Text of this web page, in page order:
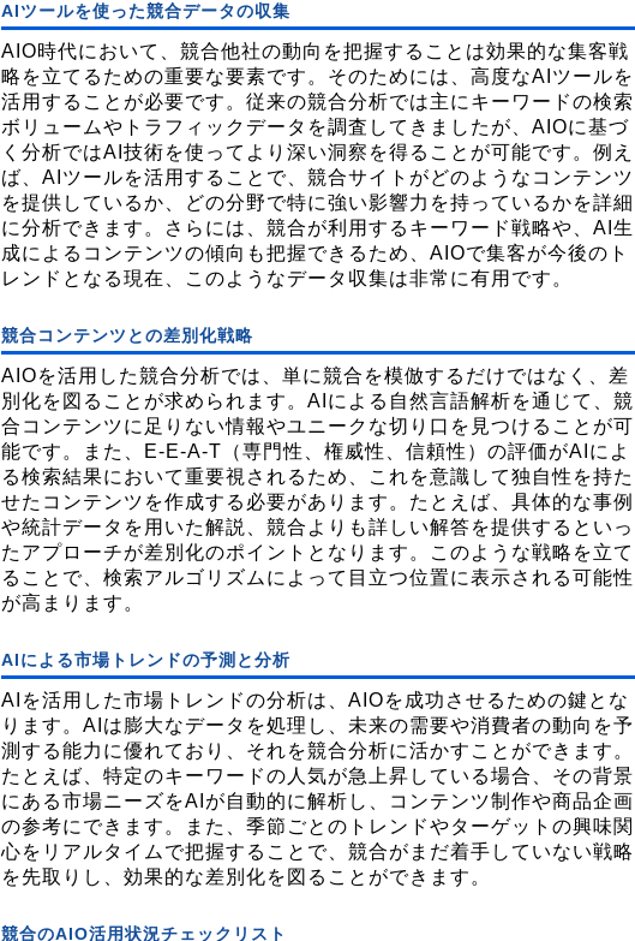
AIツールを使った競合データの収集
AIO時代において、競合他社の動向を把握することは効果的な集客戦
略を立てるための重要な要素です。そのためには、高度なAIツールを
活用することが必要です。従来の競合分析では主にキーワードの検索
ボリュームやトラフィックデータを調査してきましたが、AIOに基づ
く分析ではAI技術を使ってより深い洞察を得ることが可能です。例え
ば、AIツールを活用することで、競合サイトがどのようなコンテンツ
を提供しているか、どの分野で特に強い影響力を持っているかを詳細
に分析できます。さらには、競合が利用するキーワード戦略や、AI生
成によるコンテンツの傾向も把握できるため、AIOで集客が今後のト
レンドとなる現在、このようなデータ収集は非常に有用です。
競合コンテンツとの差別化戦略
AIOを活用した競合分析では、単に競合を模倣するだけではなく、差
別化を図ることが求められます。AIによる自然言語解析を通じて、競
合コンテンツに足りない情報やユニークな切り口を見つけることが可
能です。また、E-E-A-T（専門性、権威性、信頼性）の評価がAIによ
る検索結果において重要視されるため、これを意識して独自性を持た
せたコンテンツを作成する必要があります。たとえば、具体的な事例
や統計データを用いた解説、競合よりも詳しい解答を提供するといっ
たアプローチが差別化のポイントとなります。このような戦略を立て
ることで、検索アルゴリズムによって目立つ位置に表示される可能性
が高まります。
AIによる市場トレンドの予測と分析
AIを活用した市場トレンドの分析は、AIOを成功させるための鍵とな
ります。AIは膨大なデータを処理し、未来の需要や消費者の動向を予
測する能力に優れており、それを競合分析に活かすことができます。
たとえば、特定のキーワードの人気が急上昇している場合、その背景
にある市場ニーズをAIが自動的に解析し、コンテンツ制作や商品企画
の参考にできます。また、季節ごとのトレンドやターゲットの興味関
心をリアルタイムで把握することで、競合がまだ着手していない戦略
を先取りし、効果的な差別化を図ることができます。
競合のAIO活用状況チェックリスト